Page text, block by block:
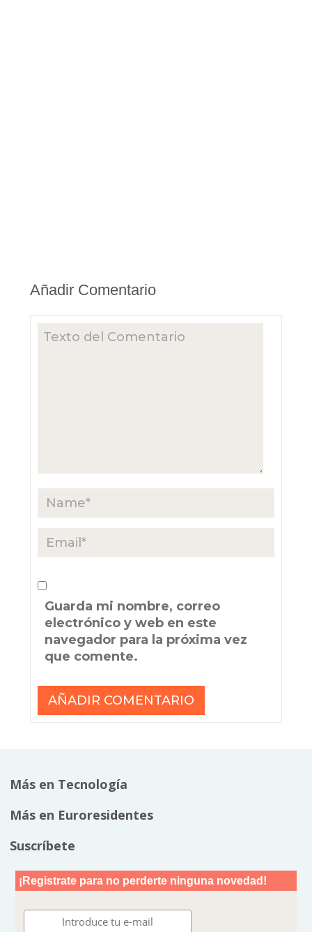
Añadir Comentario
Guarda mi nombre, correo
electrónico y web en este
navegador para la próxima vez
que comente.
Más en Tecnología
Más en Euroresidentes
Suscríbete